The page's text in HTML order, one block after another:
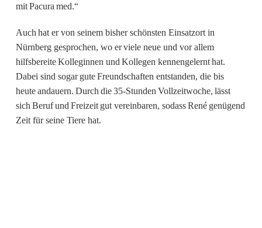
mit Pacura med.“
Auch hat er von seinem bisher schönsten Einsatzort in
Nürnberg gesprochen, wo er viele neue und vor allem
hilfsbereite Kolleginnen und Kollegen kennengelernt hat.
Dabei sind sogar gute Freundschaften entstanden, die bis
heute andauern. Durch die 35-Stunden Vollzeitwoche, lässt
sich Beruf und Freizeit gut vereinbaren, sodass René genügend
Zeit für seine Tiere hat.